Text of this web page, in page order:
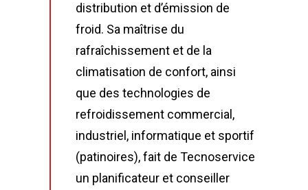
distribution et d’émission de
froid. Sa maîtrise du
rafraîchissement et de la
climatisation de confort, ainsi
que des technologies de
refroidissement commercial,
industriel, informatique et sportif
(patinoires), fait de Tecnoservice
un planificateur et conseiller